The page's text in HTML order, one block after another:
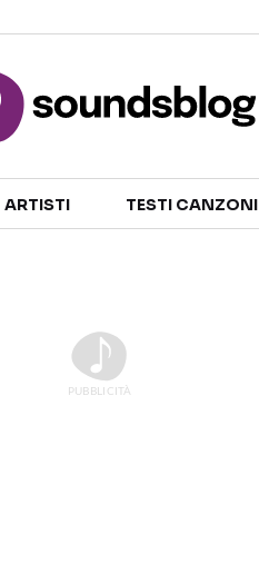
TALENT SHOW
ARTISTI TESTI CANZONI